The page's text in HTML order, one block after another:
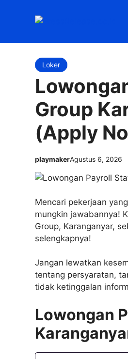
Loker
Group
(Apply
playmakerAgustus 6, 2026
Mencari pekerjaan
mungkin jawabannya!
Group, Karanganyar,
selengkapnya!
Jangan lewatkan
tentang persyaratan,
tidak ketinggalan
Lowongan